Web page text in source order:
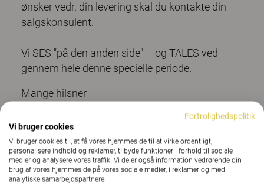
ønsker vedr. din levering skal du kontakte din
salgskonsulent.
Vi SES "på den anden side" – og TALES ved
gennem hele denne specielle periode.
Mange hilsner
Fortrolighedspolitik
Vi bruger cookies
Vi bruger cookies til, at få vores hjemmeside til at virke ordentligt,
personalisere indhold og reklamer, tilbyde funktioner i forhold til sociale
medier og analysere vores traffik. Vi deler også information vedrørende din
brug af vores hjemmeside på vores sociale medier, i reklamer og med
analytiske samarbejdspartnere.